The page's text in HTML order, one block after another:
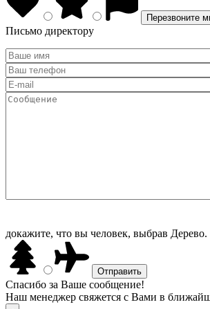
Письмо директору
докажите, что вы человек, выбрав Дерево.
Спасибо за Ваше сообщение!
Наш менеджер свяжется с Вами в